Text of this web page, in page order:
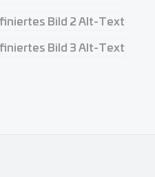
Bild 1
Bild 2